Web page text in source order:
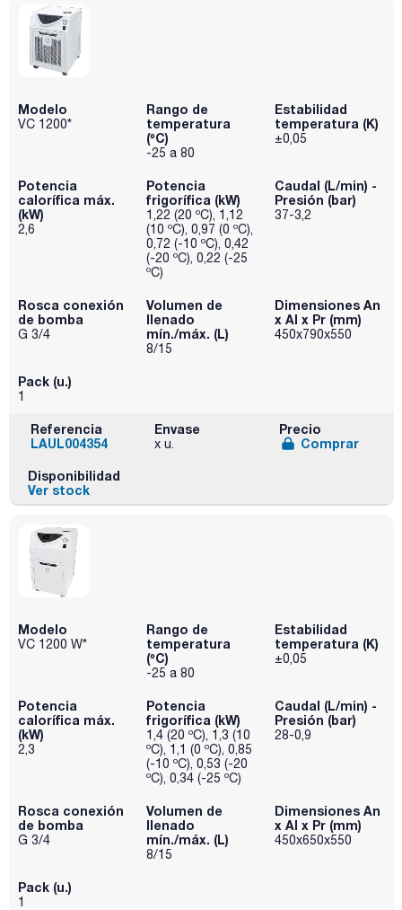
Modelo
VC 1200*
Rango de
temperatura
(ºC)
-25 a 80
Estabilidad
temperatura (K)
±0,05
Potencia
calorífica máx.
(kW)
2,6
Potencia
frigorífica (kW)
1,22 (20 ºC), 1,12
(10 ºC), 0,97 (0 ºC),
0,72 (-10 ºC), 0,42
(-20 ºC), 0,22 (-25
ºC)
Caudal (L/min) -
Presión (bar)
37-3,2
Rosca conexión
de bomba
G 3/4
Volumen de
llenado
mín./máx. (L)
8/15
Dimensiones An
x Al x Pr (mm)
450x790x550
Pack (u.)
1
Referencia
LAUL004354
Envase
x u.
Precio
Comprar
Disponibilidad
Ver stock
Modelo
VC 1200 W*
Rango de
temperatura
(ºC)
-25 a 80
Estabilidad
temperatura (K)
±0,05
Potencia
calorífica máx.
(kW)
2,3
Potencia
frigorífica (kW)
1,4 (20 ºC), 1,3 (10
ºC), 1,1 (0 ºC), 0,85
(-10 ºC), 0,53 (-20
ºC), 0,34 (-25 ºC)
Caudal (L/min) -
Presión (bar)
28-0,9
Rosca conexión
de bomba
G 3/4
Volumen de
llenado
mín./máx. (L)
8/15
Dimensiones An
x Al x Pr (mm)
450x650x550
Pack (u.)
1